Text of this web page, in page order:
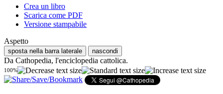
Crea un libro
Scarica come PDF
Versione stampabile
Aspetto
sposta nella barra laterale nascondi
Da Cathopedia, l'enciclopedia cattolica.
100%